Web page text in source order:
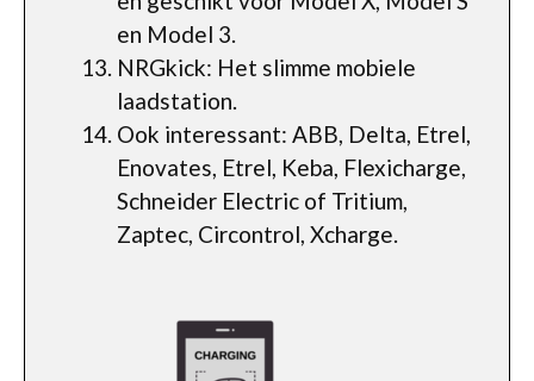
en Model 3.
NRGkick: Het slimme mobiele
laadstation.
Ook interessant: ABB, Delta, Etrel,
Enovates, Etrel, Keba, Flexicharge,
Schneider Electric of Tritium,
Zaptec, Circontrol, Xcharge.